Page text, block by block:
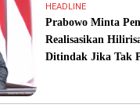
HEADLINE
Prabowo Minta
Realisasikan
Ditindak Jika Tak